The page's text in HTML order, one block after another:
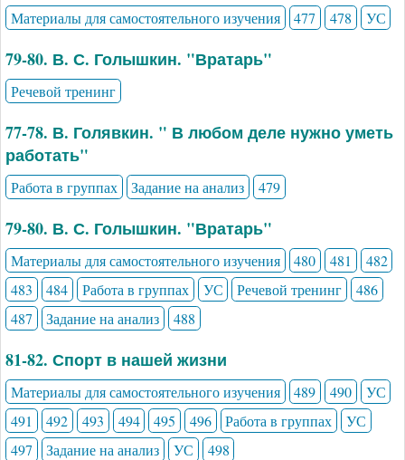
Материалы для самостоятельного изучения 477 478 УС
79-80. В. С. Голышкин. "Вратарь"
Речевой тренинг
77-78. В. Голявкин. " В любом деле нужно уметь
работать"
Работа в группах Задание на анализ 479
79-80. В. С. Голышкин. "Вратарь"
Материалы для самостоятельного изучения 480 481
482
483
484 Работа в группах УС Речевой тренинг
486
487
Задание на анализ 488
81-82. Спорт в нашей жизни
Материалы для самостоятельного изучения 489 490
УС
491
492 493 494 495 496 Работа в группах
УС
497
Задание на анализ УС 498